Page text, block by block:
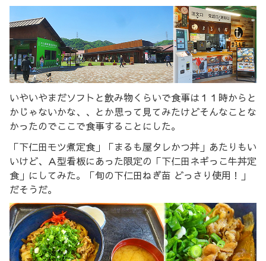
いやいやまだソフトと飲み物くらいで食事は１１時からと
かじゃないかな、、とか思って見てみたけどそんなことな
かったのでここで食事することにした。
「下仁田モツ煮定食」「まるも屋タレかつ丼」あたりもい
いけど、Ａ型看板にあった限定の「下仁田ネギっこ牛丼定
食」にしてみた。「旬の下仁田ねぎ苗 どっさり使用！」
だそうだ。